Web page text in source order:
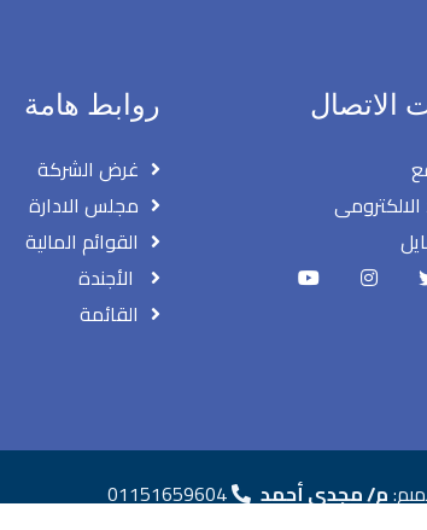
الاتصال
الالكترومى
روابط هامة
غرض الشركة
مجلس الادارة
القوائم المالية
الأجندة
القائمة
م/ مجدي أحمد